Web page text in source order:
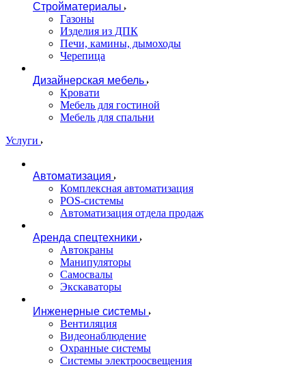
Стройматериалы
Газоны
Изделия из ДПК
Печи, камины, дымоходы
Черепица
Дизайнерская мебель
Кровати
Мебель для гостиной
Мебель для спальни
Услуги
Автоматизация
Комплексная автоматизация
POS-системы
Автоматизация отдела продаж
Аренда спецтехники
Автокраны
Манипуляторы
Самосвалы
Экскаваторы
Инженерные системы
Вентиляция
Видеонаблюдение
Охранные системы
Системы электроосвещения